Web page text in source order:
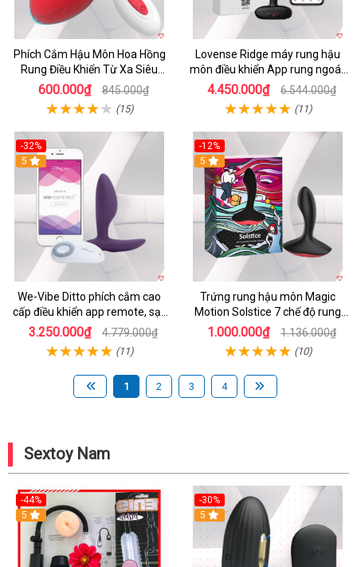
Phích Cắm Hậu Môn Hoa Hồng
Rung Điều Khiển Từ Xa Siêu
Sướng
600.000₫ 845.000₫
(15)
Lovense Ridge máy rung hậu
môn điều khiển App rung ngoáy
mạnh mẽ
4.450.000₫ 6.544.000₫
(11)
-32%
5
We-Vibe Ditto phích cắm cao
cấp điều khiển app remote, sạc
nhanh
3.250.000₫ 4.779.000₫
(11)
-12%
5
Trứng rung hậu môn Magic
Motion Solstice 7 chế độ rung
kích thích
1.000.000₫ 1.136.000₫
(10)
1 2 3 4
Sextoy Nam
-44%
5
-30%
5